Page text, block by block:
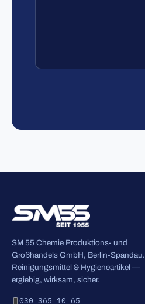
SM 55 Chemie Produktions- und
Großhandels GmbH, Berlin-Spandau.
Reinigungsmittel & Hygieneartikel —
ergiebig, wirksam, sicher.
030 365 10 65